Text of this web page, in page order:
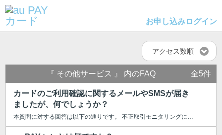
お申し込みログイン
アクセス数順
『 その他サービス 』 内のFAQ 全5件
カードのご利用確認に関するメールやSMSが届き
ましたが、何でしょうか？
本質問に対する回答は以下の通りです。 不正取引モニタリングにより、第三者...